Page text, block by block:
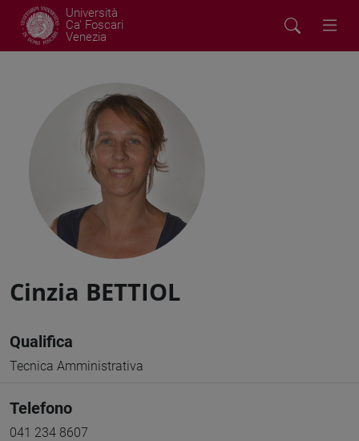
Università
Ca' Foscari
Venezia
Cinzia BETTIOL
Qualifica
Tecnica Amministrativa
Telefono
041 234 8607